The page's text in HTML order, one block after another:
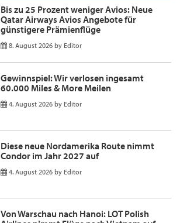
Bis zu 25 Prozent weniger Avios: Neue
Qatar Airways Avios Angebote für
günstigere Prämienflüge
8. August 2026 by Editor
Gewinnspiel: Wir verlosen ingesamt
60.000 Miles & More Meilen
4. August 2026 by Editor
Diese neue Nordamerika Route nimmt
Condor im Jahr 2027 auf
4. August 2026 by Editor
Von Warschau nach Hanoi: LOT Polish